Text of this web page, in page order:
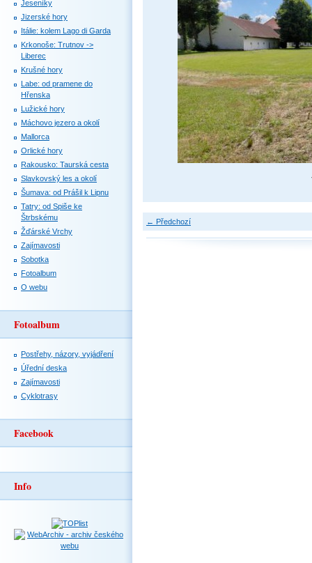
← Předchozí
Jeseníky
Jizerské hory
Itálie: kolem Lago di Garda
Krkonoše: Trutnov ->
Liberec
Krušné hory
Labe: od pramene do
Hřenska
Lužické hory
Máchovo jezero a okolí
Mallorca
Orlické hory
Rakousko: Taurská cesta
Slavkovský les a okolí
Šumava: od Prášil k Lipnu
Tatry: od Spiše ke
Štrbskému
Žďárské Vrchy
Zajímavosti
Sobotka
Fotoalbum
O webu
Fotoalbum
Postřehy, názory, vyjádření
Úřední deska
Zajímavosti
Cyklotrasy
Facebook
Info